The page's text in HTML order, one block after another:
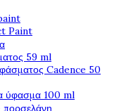
Paint
59 ml
Cadence 50
ύφασμα 100 ml
πορσελάνη